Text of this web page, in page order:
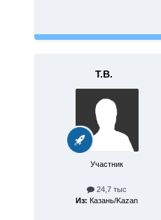
Т.В.
Участник
24,7 тыс
Из: Казань/Kazan